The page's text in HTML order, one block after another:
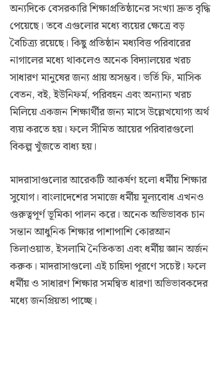
অন্যদিকে বেসরকারি শিক্ষাপ্রতিষ্ঠানের সংখ্যা দ্রুত বৃদ্ধি
পেয়েছে। তবে এগুলোর মধ্যে ব্যয়ের ক্ষেত্রে বড়
বৈচিত্র্য রয়েছে। কিছু প্রতিষ্ঠান মধ্যবিত্ত পরিবারের
নাগালের মধ্যে থাকলেও অনেক বিদ্যালয়ের খরচ
সাধারণ মানুষের জন্য প্রায় অসম্ভব। ভর্তি ফি, মাসিক
বেতন, বই, ইউনিফর্ম, পরিবহন এবং অন্যান্য খরচ
মিলিয়ে একজন শিক্ষার্থীর জন্য মাসে উল্লেখযোগ্য অর্থ
ব্যয় করতে হয়। ফলে সীমিত আয়ের পরিবারগুলো
বিকল্প খুঁজতে বাধ্য হয়।
মাদরাসাগুলোর আরেকটি আকর্ষণ হলো ধর্মীয় শিক্ষার
সুযোগ। বাংলাদেশের সমাজে ধর্মীয় মূল্যবোধ এখনও
গুরুত্বপূর্ণ ভূমিকা পালন করে। অনেক অভিভাবক চান
সন্তান আধুনিক শিক্ষার পাশাপাশি কোরআন
তিলাওয়াত, ইসলামি নৈতিকতা এবং ধর্মীয় জ্ঞান অর্জন
করুক। মাদরাসাগুলো এই চাহিদা পূরণে সচেষ্ট। ফলে
ধর্মীয় ও সাধারণ শিক্ষার সমন্বিত ধারণা অভিভাবকদের
মধ্যে জনপ্রিয়তা পাচ্ছে।